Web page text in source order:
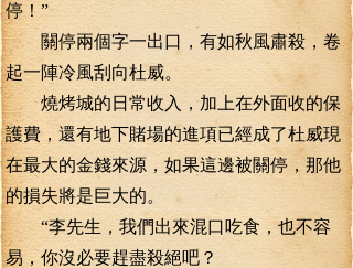
停！”
關停兩個字一出口，有如秋風肅殺，卷
起一陣冷風刮向杜威。
燒烤城的日常收入，加上在外面收的保
護費，還有地下賭場的進項已經成了杜威現
在最大的金錢來源，如果這邊被關停，那他
的損失將是巨大的。
“李先生，我們出來混口吃食，也不容
易，你沒必要趕盡殺絕吧？